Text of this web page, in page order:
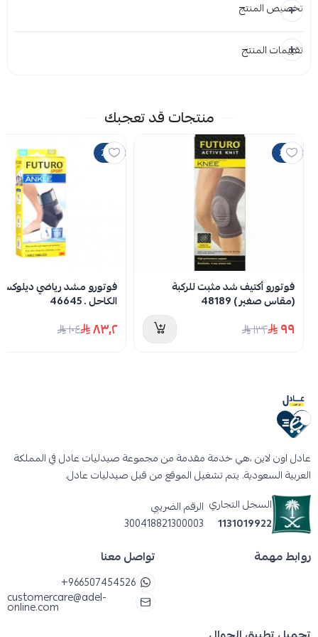
تخصيص المنتج
المرفقات
اسحب و افلت الملف هنا
تقييمات المنتج
لا توجد تقييمات حاليا
منتجات قد تعجبك
25%
فوتورو أكتيف شد مثبت للركبة
(مقاس صغير ) 48189
٩٩ ١٣٢
20%
فوتورو مشد رياضي ديلوكس
الكاحل . 46645
٨٣٫٢ ١٠٤
عادل اون لاين ،هي خدمة مقدمة من مجموعة صيدليات عادل في المملكة
العربية السعودية. يتم تشغيل الموقع من قبل صيدليات عادل.
السجل التجاري
1131019922
الرقم الضريبي
300418821300003
روابط مهمة تواصل معنا
+966507454526
customercare@adel-
online.com